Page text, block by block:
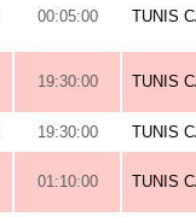
00:05:00 TUNIS
19:30:00 TUNIS
19:30:00 TUNIS
01:10:00 TUNIS